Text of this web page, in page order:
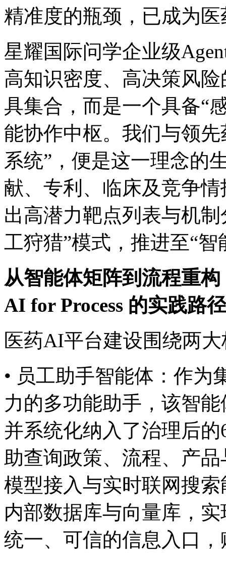
精准度的瓶颈，已成
星耀国际问学企业级Agent
高知识密度、高决策
具集合，而是一个具
能协作中枢。我们与领
系统”，便是这一理念的
献、专利、临床及竞
出高潜力靶点列表与机制
工狩猎”模式，推进至“
从智能体矩阵到流程重构
AI for Process 的实践路径
医药AI平台建设围绕两大
• 员工助手智能体：作
力的多功能助手，该智
并系统化纳入了治理后的
助查询政策、流程
模型接入与实时联网搜索能
内部数据库与向量库，
统一、可信的信息入口